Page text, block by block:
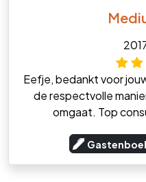
Eefje, bedankt voor
de respectvolle
omgaat. Top